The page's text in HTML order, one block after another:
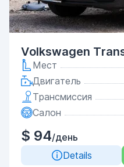
Volkswagen
Мест
Двигатель
Трансмиссия
Салон
$ 94/день
Details